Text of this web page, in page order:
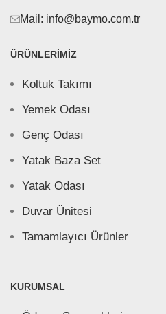
Mail: info@baymo.com.tr
ÜRÜNLERIMIZ
Koltuk Takımı
Yemek Odası
Genç Odası
Yatak Baza Set
Yatak Odası
Duvar Ünitesi
Tamamlayıcı Ürünler
KURUMSAL